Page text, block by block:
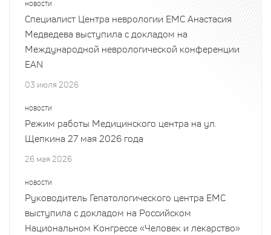
НОВОСТИ
Специалист Центра неврологии EMC Анастасия
Медведева выступила с докладом на
Международной неврологической конференции
EAN
03 июля 2026
НОВОСТИ
Режим работы Медицинского центра на ул.
Щепкина 27 мая 2026 года
26 мая 2026
НОВОСТИ
Руководитель Гепатологического центра EMC
выступила с докладом на Российском
Национальном Конгрессе «Человек и лекарство»